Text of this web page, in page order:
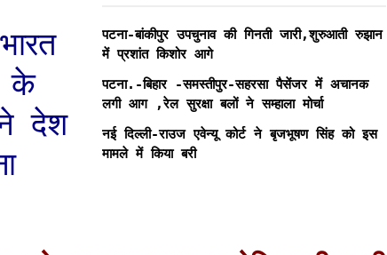
पटना-बांकीपुर उपचुनाव की गिनती जारी,शुरुआती रुझान
में प्रशांत किशोर आगे
पटना.-बिहार -समस्तीपुर-सहरसा पैसेंजर में अचानक
लगी आग ,रेल सुरक्षा बलों ने सम्हाला मोर्चा
नई दिल्ली-राउज एवेन्यू कोर्ट ने बृजभूषण सिंह को इस
मामले में किया बरी
के
देश